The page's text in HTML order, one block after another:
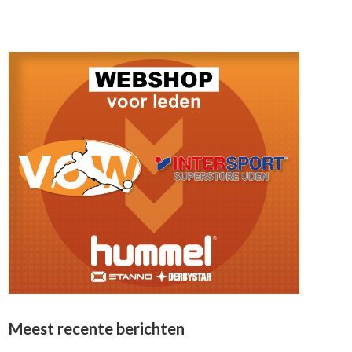
Meest recente berichten